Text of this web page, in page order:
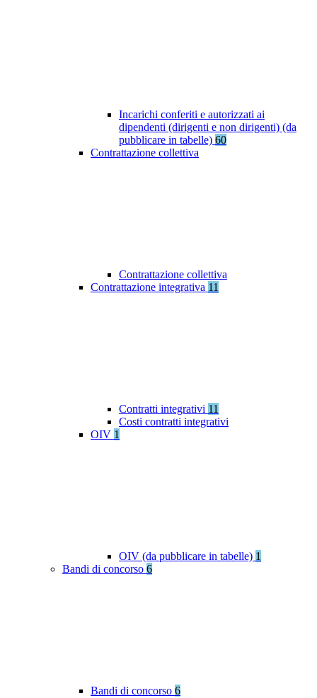
Incarichi conferiti e autorizzati ai
dipendenti (dirigenti e non dirigenti) (da
pubblicare in tabelle) 60
Contrattazione collettiva
Contrattazione collettiva
Contrattazione integrativa 11
Contratti integrativi 11
Costi contratti integrativi
OIV 1
OIV (da pubblicare in tabelle) 1
Bandi di concorso 6
Bandi di concorso 6